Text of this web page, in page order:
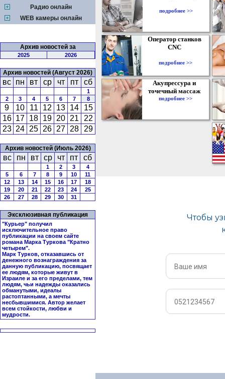
Радио онлайн
WEB камеры онлайн
Архив новостей за
2025 2026
Архив новостей (Август 2026)
вс пн вт ср чт пт сб
1
2
3 4 5 6 7 8
9 10 11 12 13 14
15
16 17 18 19 20 21
22
23 24 25 26 27 28 29
Архив новостей (Июль 2026)
вс пн вт ср чт пт сб
1 2 3
4
5
6 7 8 9 10
11
12
13 14 15 16 17
18
19
20 21 22 23 24
25
26
27 28 29 30 31
Эксклюзивная публикация
"Курьер" получил
исключительное право
публикации на своем сайте
романа Марка Туркова "Кратно
четырем".
Марк Турков, отказавшись от
денежного вознаграждения за
данную публикацию, посвящает
ее людям, которые живут в
Израиле и за его пределами, тем
людям, чьи надежды оказались
обманутыми, идеалы
растоптанными, а мечты
несбывшимися. Автор желает
всем стойкости, любви и
мудрости.
подробнее >>
Оператор станков
CNC
подробнее >>
Акупрессура и
точечный массаж
подробнее >>